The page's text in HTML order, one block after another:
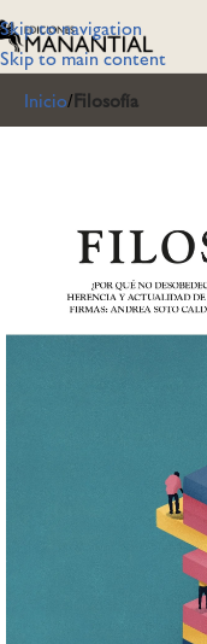
Skip to navigation
Skip to main content
Inicio Filosofía